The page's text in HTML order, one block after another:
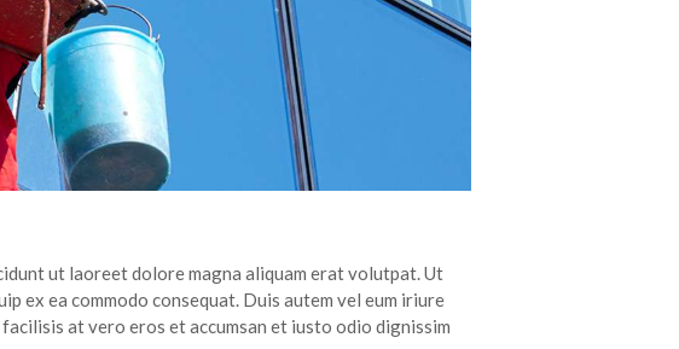
ut laoreet dolore magna aliquam erat volutpat. Ut
ex ea commodo consequat. Duis autem vel eum iriure
at vero eros et accumsan et iusto odio dignissim